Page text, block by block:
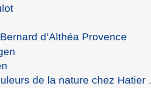
d’Althéa Provence
de la nature chez Hatier .